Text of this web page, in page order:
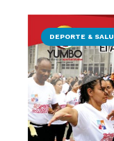
DEPORTE &